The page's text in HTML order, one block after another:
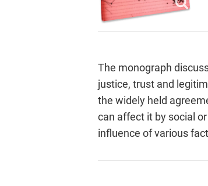
The monograph
justice, trust and
the widely held
can affect it by social
influence of various